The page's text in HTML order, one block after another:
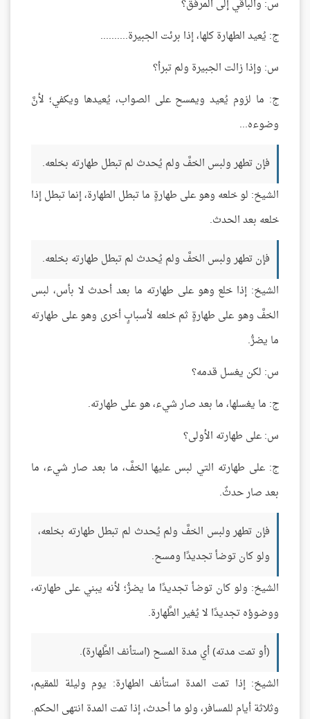
س: والباقي إلى المرفق؟
ج: يُعيد الطهارة كلها، إذا برئت الجبيرة..........
س: وإذا زالت الجبيرة ولم تبرأ؟
ج: ما لزوم يُعيد ويمسح على الصواب، يُعيدها ويكفي؛ لأنَّ
وضوءه...
فإن تطهر ولبس الخفَّ ولم يُحدث لم تبطل طهارته بخلعه.
الشيخ: لو خلعه وهو على طهارةٍ ما تبطل الطهارة، إنما تبطل إذا
خلعه بعد الحدث.
فإن تطهر ولبس الخفَّ ولم يُحدث لم تبطل طهارته بخلعه.
الشيخ: إذا خلع وهو على طهارته ما بعد أحدث لا بأس، لبس
الخفَّ وهو على طهارةٍ ثم خلعه لأسبابٍ أخرى وهو على طهارته
ما يضرُّ.
س: لكن يغسل قدمه؟
ج: ما يغسلها، ما بعد صار شيء، هو على طهارته.
س: على طهارته الأولى؟
ج: على طهارته التي لبس عليها الخفَّ، ما بعد صار شيء، ما
بعد صار حدثٌ.
فإن تطهر ولبس الخفَّ ولم يُحدث لم تبطل طهارته بخلعه،
ولو كان توضأ تجديدًا ومسح.
الشيخ: ولو كان توضأ تجديدًا ما يضرُّ؛ لأنه يبني على طهارته،
ووضوؤه تجديدًا لا يُغير الطَّهارة.
(أو تمت مدته) أي مدة المسح (استأنف الطَّهارة).
الشيخ: إذا تمت المدة استأنف الطهارة: يوم وليلة للمقيم،
وثلاثة أيام للمسافر، ولو ما أحدث، إذا تمت المدة انتهى الحكم.